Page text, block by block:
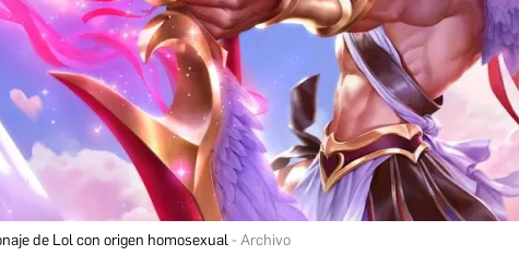
de Lol con origen homosexual Archivo